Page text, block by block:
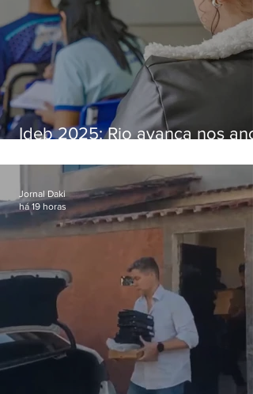
Ideb 2025: Rio avança nos
nacional
Jornal Daki
há 19 horas